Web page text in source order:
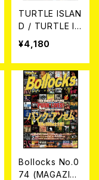
TURTLE ISLAN
D / TURTLE IS
LAND By roots
magazine DV
D＋写真集
¥4,180
Bollocks No.0
74 (MAGAZIN